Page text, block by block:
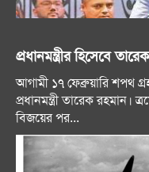
প্রধানমন্ত্রীর হিসেবে
আগামী ১৭ ফেব্রুয়ারি শপথ
প্রধানমন্ত্রী তারেক রহমান।
বিজয়ের পর...